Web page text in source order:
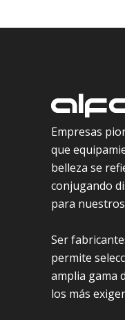
Empresas
que
belleza se
conjugando
para
Ser
permite
amplia gama
los más